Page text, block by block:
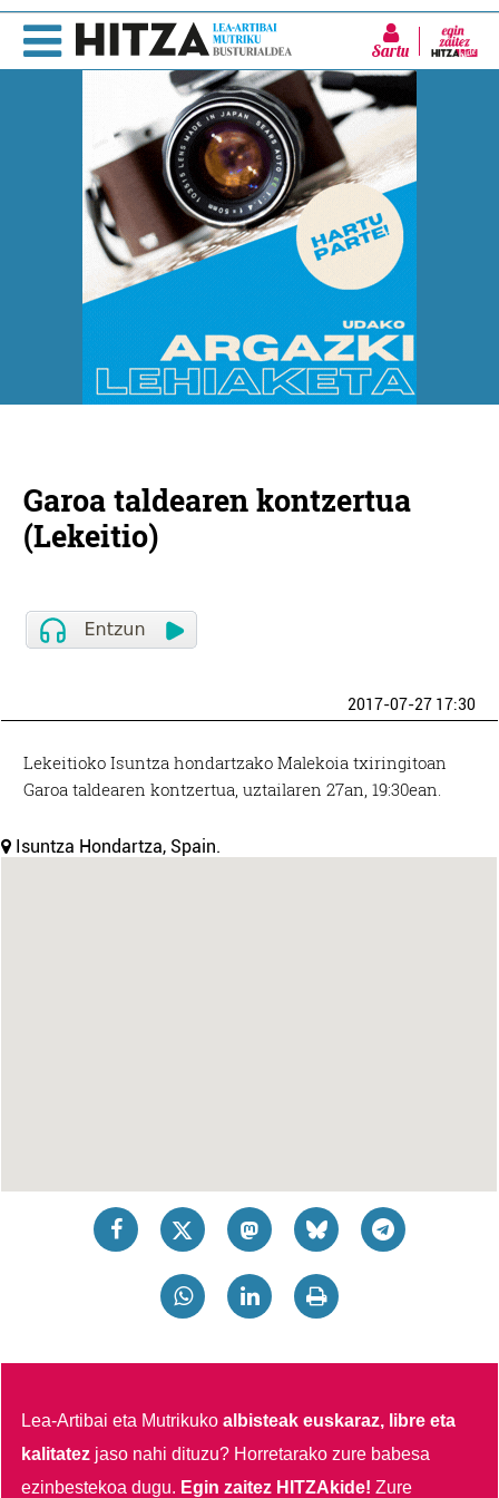
Sartu
Garoa taldearen kontzertua
(Lekeitio)
2017-07-27 17:30
Lekeitioko Isuntza hondartzako Malekoia txiringitoan
Garoa taldearen kontzertua, uztailaren 27an, 19:30ean.
Isuntza Hondartza, Spain.
Lea-Artibai eta Mutrikukoalbisteak euskaraz, libre eta
kalitatez jaso nahi dituzu? Horretarako zure babesa
ezinbestekoa dugu. Egin zaitez HITZAkide!Zure